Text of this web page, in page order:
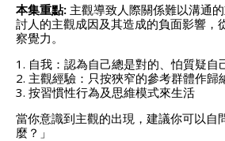
本集重點: 主觀導致人際關係難以溝通
討人的主觀成因及其造成的負面影響，
察覺力。
1. 自我：認為自己總是對的、怕質疑自
2. 主觀經驗：只按狹窄的參考群體作歸
3. 按習慣性行為及思維模式來生活
當你意識到主觀的出現，建議你可以自
麼？」